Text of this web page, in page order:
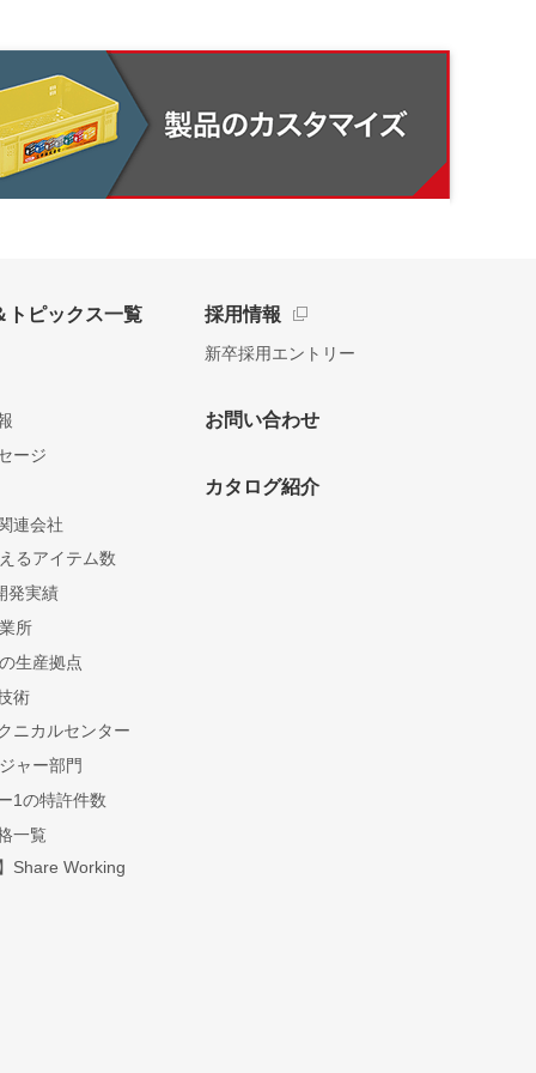
トピックス一覧
ージ
連会社
るアイテム数
発実績
所
生産拠点
術
ニカルセンター
ャー部門
1の特許件数
一覧
Share Working
採用情報
新卒採用エントリー
お問い合わせ
カタログ紹介